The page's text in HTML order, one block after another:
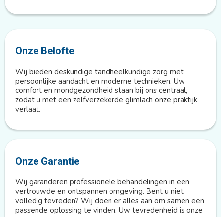
Onze Belofte
Wij bieden deskundige tandheelkundige zorg met
persoonlijke aandacht en moderne technieken. Uw
comfort en mondgezondheid staan bij ons centraal,
zodat u met een zelfverzekerde glimlach onze praktijk
verlaat.
Onze Garantie
Wij garanderen professionele behandelingen in een
vertrouwde en ontspannen omgeving. Bent u niet
volledig tevreden? Wij doen er alles aan om samen een
passende oplossing te vinden. Uw tevredenheid is onze